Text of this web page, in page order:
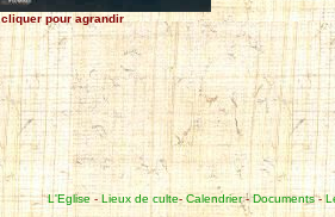
cliquer pour agrandir
L'Eglise - Lieux de culte- Calendrier-Documents-